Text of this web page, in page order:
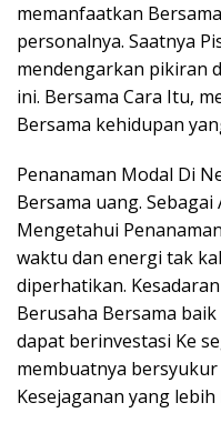
memanfaatkan
personalnya. Saatnya
mendengarkan pikiran
ini. Bersama Cara Itu,
Bersama kehidupan
Penanaman Modal Di
Bersama uang.
Mengetahui
waktu dan energi tak
diperhatikan.
Berusaha Bersama
dapat berinvestasi Ke
membuatnya
Kesejaganan yang